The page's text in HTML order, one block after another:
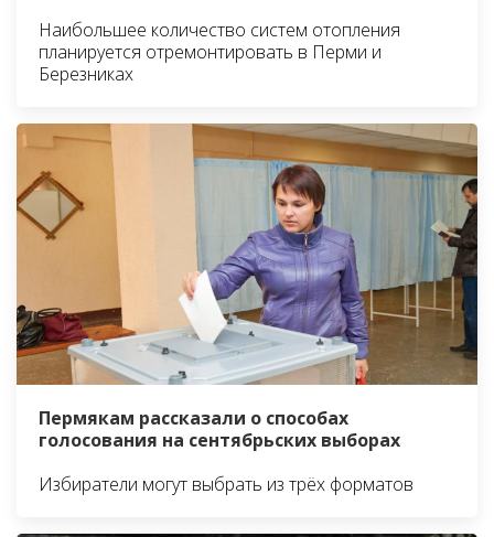
Наибольшее количество систем отопления
планируется отремонтировать в Перми и
Березниках
Пермякам рассказали о способах
голосования на сентябрьских выборах
Избиратели могут выбрать из трёх форматов